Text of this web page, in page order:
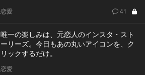
恋愛 41
唯一の楽しみは、元恋人のインスタ・スト
ーリーズ。今日もあの丸いアイコンを、ク
リックするだけ。
恋愛